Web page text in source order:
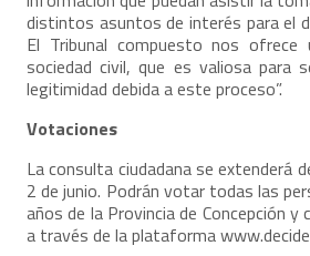
distintos asuntos de interés para el
El Tribunal compuesto nos ofrece
sociedad civil, que es valiosa para
legitimidad debida a este proceso”.
Votaciones
La consulta ciudadana se extenderá
2 de junio. Podrán votar todas las
años de la Provincia de Concepción y
a través de la plataforma